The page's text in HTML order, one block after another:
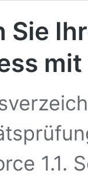
Sie
1.1.